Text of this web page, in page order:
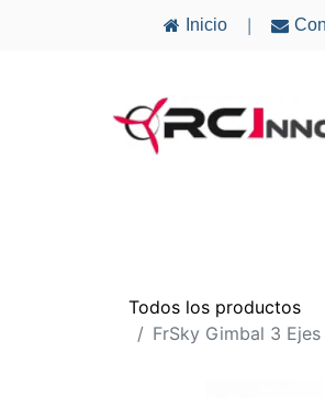
Inicio
Todos los productos
FrSky Gimbal 3